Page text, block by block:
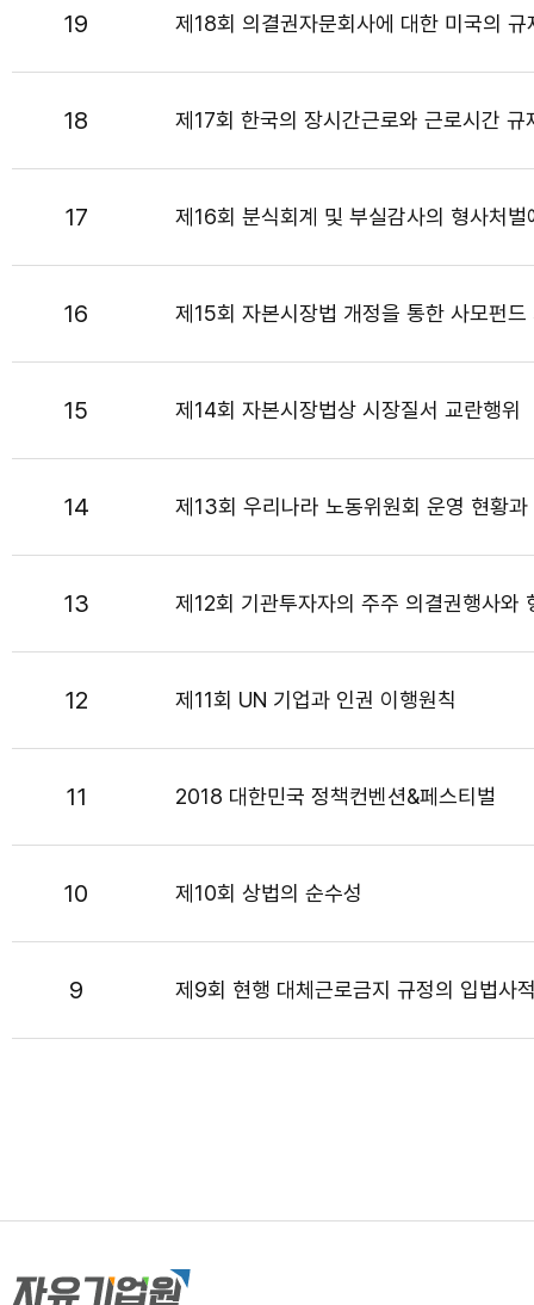
19 제18회 의결권자문회사에 대한 미국의 규
18 제17회 한국의 장시간근로와 근로시간 규
17 제16회 분식회계 및 부실감사의 형사처벌
16 제15회 자본시장법 개정을 통한 사모펀
15 제14회 자본시장법상 시장질서 교란행위
14 제13회 우리나라 노동위원회 운영 현황과
13 제12회 기관투자자의 주주 의결권행사와
12 제11회 UN 기업과 인권 이행원칙
11 2018 대한민국 정책컨벤션&페스티벌
10 제10회 상법의 순수성
9 제9회 현행 대체근로금지 규정의 입법사